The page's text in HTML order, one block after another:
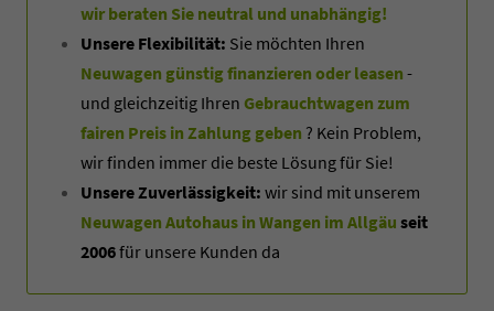
wir beraten Sie neutral und unabhängig!
Unsere Flexibilität: Sie möchten Ihren
Neuwagen günstig finanzieren oder leasen -
und gleichzeitig Ihren Gebrauchtwagen zum
fairen Preis in Zahlung geben ? Kein Problem,
wir finden immer die beste Lösung für Sie!
Unsere Zuverlässigkeit: wir sind mit unserem
Neuwagen Autohaus in Wangen im Allgäu seit
2006für unsere Kunden da